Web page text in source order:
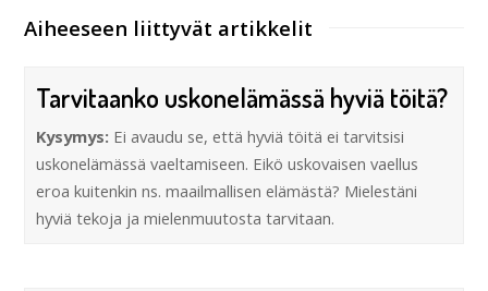
Aiheeseen liittyvät artikkelit
Tarvitaanko uskonelämässä hyviä töitä?
Kysymys: Ei avaudu se, että hyviä töitä ei tarvitsisi
uskonelämässä vaeltamiseen. Eikö uskovaisen vaellus
eroa kuitenkin ns. maailmallisen elämästä? Mielestäni
hyviä tekoja ja mielenmuutosta tarvitaan.